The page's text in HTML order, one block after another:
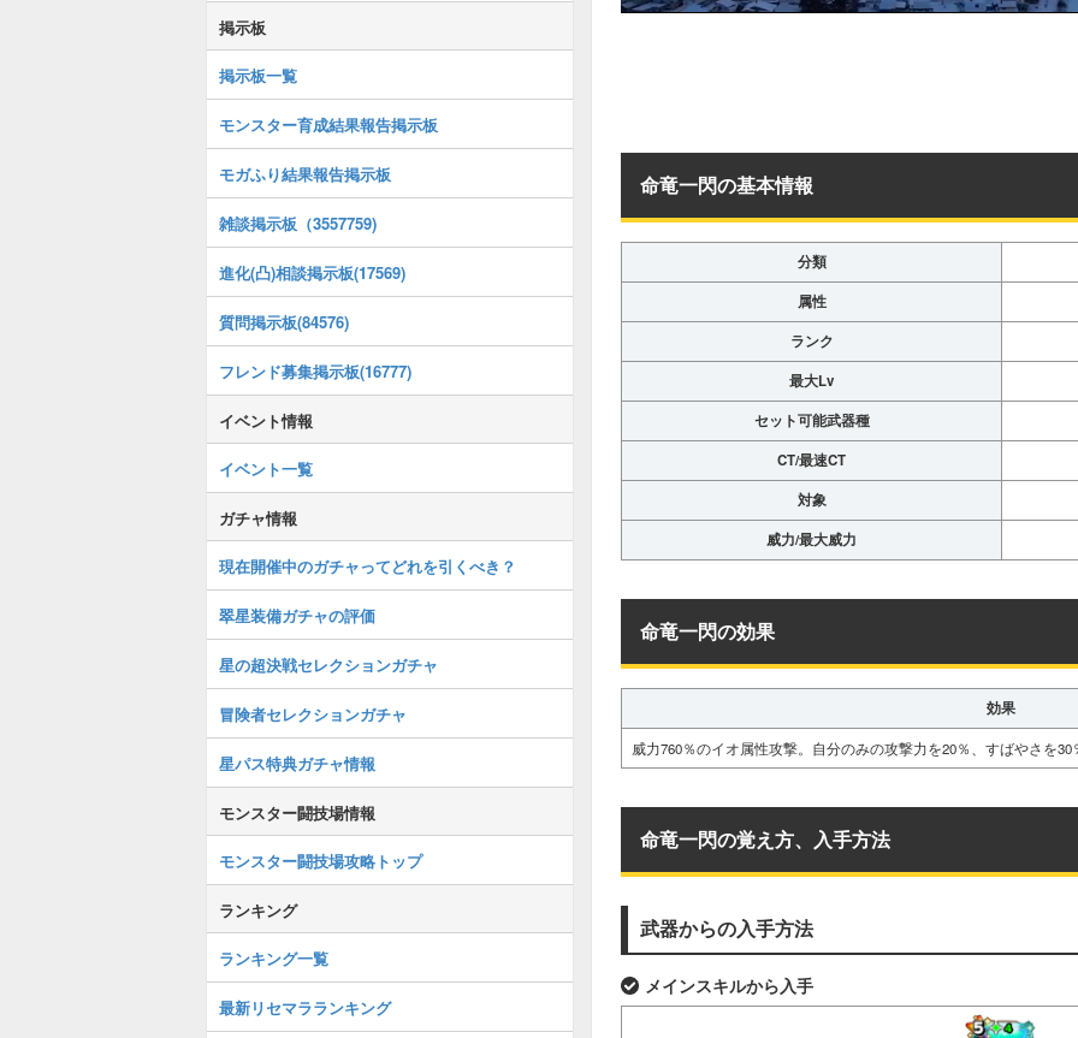
命竜一閃の基本情報
分類
属性
ランク
最大Lv
セット可能武器種
CT/最速CT
対象
威力/最大威力
命竜一閃の効果
効果
威力760％のイオ属性攻撃。自分のみの攻撃力を20％、すばやさを30
命竜一閃の覚え方、入手方法
武器からの入手方法
メインスキルから入手
掲示板
掲示板一覧
モンスター育成結果報告掲示板
モガふり結果報告掲示板
雑談掲示板（3557759)
進化(凸)相談掲示板(17569)
質問掲示板(84576)
フレンド募集掲示板(16777)
イベント情報
イベント一覧
ガチャ情報
現在開催中のガチャってどれを引くべき？
翠星装備ガチャの評価
星の超決戦セレクションガチャ
冒険者セレクションガチャ
星パス特典ガチャ情報
モンスター闘技場情報
モンスター闘技場攻略トップ
ランキング
ランキング一覧
最新リセマラランキング